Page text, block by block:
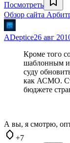
Посмотреть
Обзор сайта
ADeptice26 авг
Кроме того
шаблонным и
суду
как АСМО.
бюджете
А вы, я смотрю,
+7